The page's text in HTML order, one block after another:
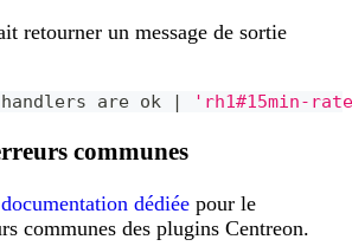
retourner un message de sortie
are ok | 'rh1#15min-
communes
documentation dédiée pour le
communes des plugins Centreon.